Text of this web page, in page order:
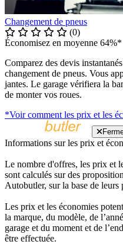
Changement de pneus
(0)
Économisez en moyenne 64%*
Comparez des devis
changement de pneus. Vous
jantes. Le garage vérifiera la
de monter vos roues.
*Voir comment les prix et les
Informations sur les prix et
Le nombre d'offres, les prix et
sont calculés sur des
Autobutler, sur la base de
Les prix et les économies
la marque, du modèle, de
garage et du moment et de
être effectuée.